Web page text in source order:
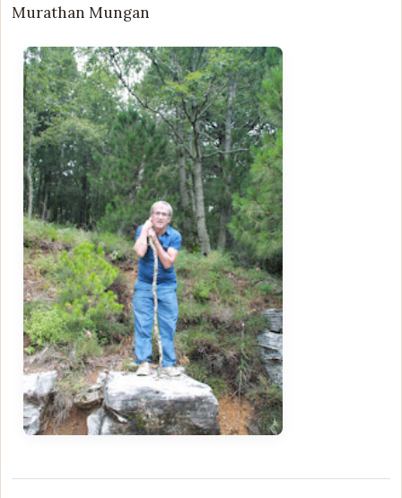
Murathan Mungan